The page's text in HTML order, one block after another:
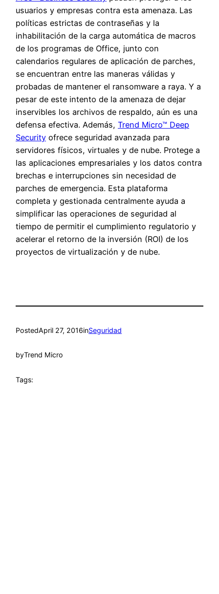
usuarios y empresas contra esta amenaza. Las
políticas estrictas de contraseñas y la
inhabilitación de la carga automática de macros
de los programas de Office, junto con
calendarios regulares de aplicación de parches,
se encuentran entre las maneras válidas y
probadas de mantener el ransomware a raya. Y a
pesar de este intento de la amenaza de dejar
inservibles los archivos de respaldo, aún es una
defensa efectiva. Además, Trend Micro™ Deep
Security ofrece seguridad avanzada para
servidores físicos, virtuales y de nube. Protege a
las aplicaciones empresariales y los datos contra
brechas e interrupciones sin necesidad de
parches de emergencia. Esta plataforma
completa y gestionada centralmente ayuda a
simplificar las operaciones de seguridad al
tiempo de permitir el cumplimiento regulatorio y
acelerar el retorno de la inversión (ROI) de los
proyectos de virtualización y de nube.
PostedApril 27, 2016inSeguridad
byTrend Micro
Tags: